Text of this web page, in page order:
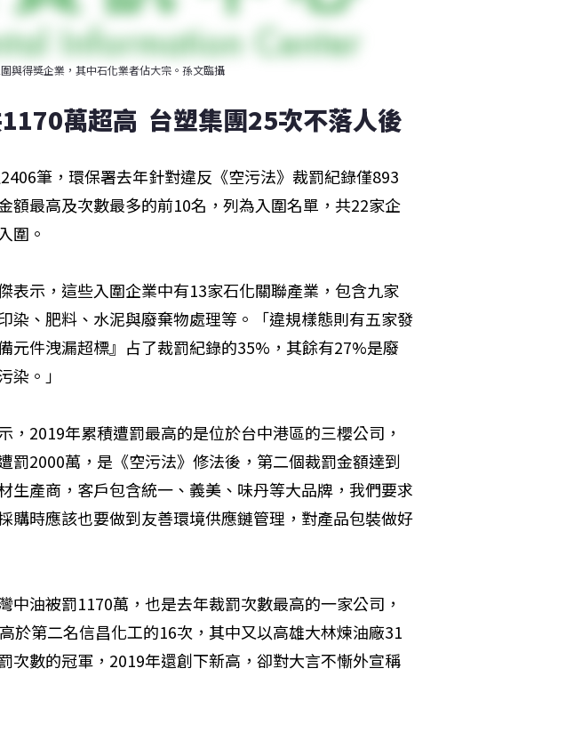
與得獎企業，其中石化業者佔大宗。孫文臨攝
萬超高  台塑集團25次不落人後
筆，環保署去年針對違反《空污法》裁罰紀錄僅893
額最高及次數最多的前10名，列為入圍名單，共22家企
圍。
表示，這些入圍企業中有13家石化關聯產業，包含九家
染、肥料、水泥與廢棄物處理等。「違規樣態則有五家發
元件洩漏超標』占了裁罰紀錄的35%，其餘有27%是廢
染。」
，2019年累積遭罰最高的是位於台中港區的三櫻公司，
罰2000萬，是《空污法》修法後，第二個裁罰金額達到
生產商，客戶包含統一、義美、味丹等大品牌，我們要求
購時應該也要做到友善環境供應鏈管理，對產品包裝做好
中油被罰1170萬，也是去年裁罰次數最高的一家公司，
於第二名信昌化工的16次，其中又以高雄大林煉油廠31
次數的冠軍，2019年還創下新高，卻對大言不慚外宣稱